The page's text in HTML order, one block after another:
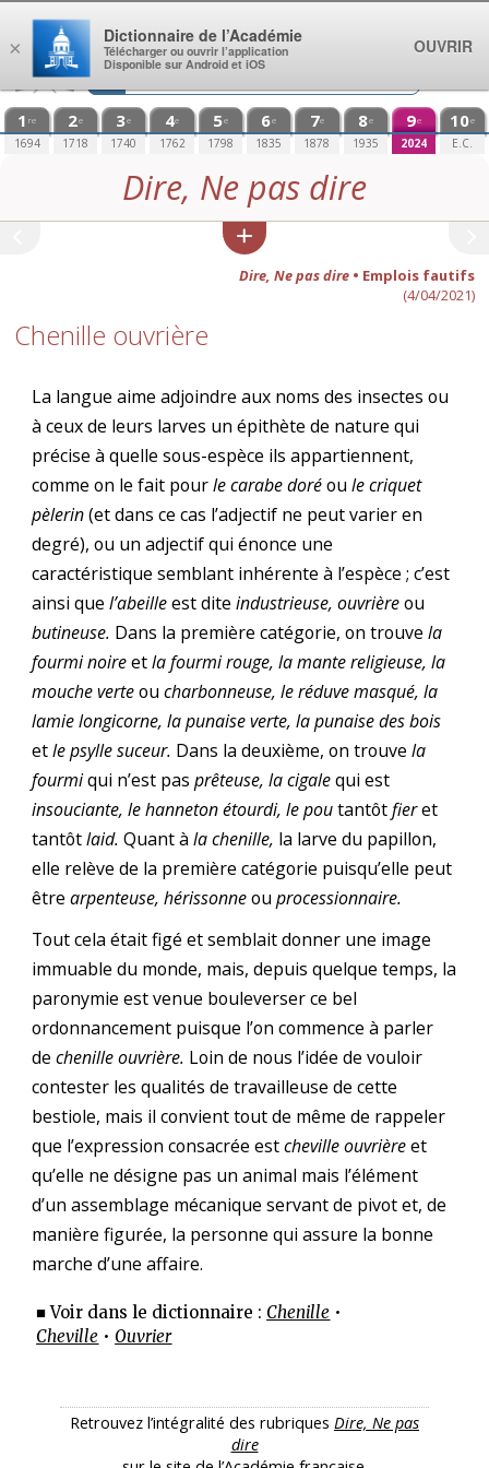
Aller au contenu
1 re
1694
2e
1718
3e
1740
4e
1762
5e
1798
6e
1835
7e
1878
8e
1935
9e
2024
10e
E.C.
Dire, Ne pas dire
Dire, Ne pas dire• Emplois fautifs
(4/04/2021)
Chenille ouvrière
La langue aime adjoindre aux noms des insectes ou
à ceux de leurs larves un épithète de nature qui
précise à quelle sous-espèce ils appartiennent,
comme on le fait pourle carabe doréoule criquet
pèlerin(et dans ce cas l’adjectif ne peut varier en
degré), ou un adjectif qui énonce une
caractéristique semblant inhérente à l’espèce ; c’est
ainsi quel’abeilleest diteindustrieuse, ouvrièreou
butineuse. Dans la première catégorie, on trouvela
fourmi noireetla fourmi rouge, la mante religieuse, la
mouche verteoucharbonneuse, le réduve masqué, la
lamie longicorne, la punaise verte, la punaise des bois
etle psylle suceur. Dans la deuxième, on trouvela
fourmiqui n’est pasprêteuse, la cigalequi est
insouciante, le hanneton étourdi, le poutantôtfieret
tantôtlaid. Quant àla chenille, la larve du papillon,
elle relève de la première catégorie puisqu’elle peut
êtrearpenteuse, hérissonneouprocessionnaire.
Tout cela était figé et semblait donner une image
immuable du monde, mais, depuis quelque temps, la
paronymie est venue bouleverser ce bel
ordonnancement puisque l’on commence à parler
dechenille ouvrière. Loin de nous l’idée de vouloir
contester les qualités de travailleuse de cette
bestiole, mais il convient tout de même de rappeler
que l’expression consacrée estcheville ouvrièreet
qu’elle ne désigne pas un animal mais l’élément
d’un assemblage mécanique servant de pivot et, de
manière figurée, la personne qui assure la bonne
marche d’une affaire.
■ Voir dans le dictionnaire : Chenille •
Cheville • Ouvrier
Retrouvez l’intégralité des rubriques Dire, Ne pas
dire
×
Dictionnaire de l’Académie
Télécharger ou ouvrir l’application
Disponible sur Android et iOS
OUVRIR